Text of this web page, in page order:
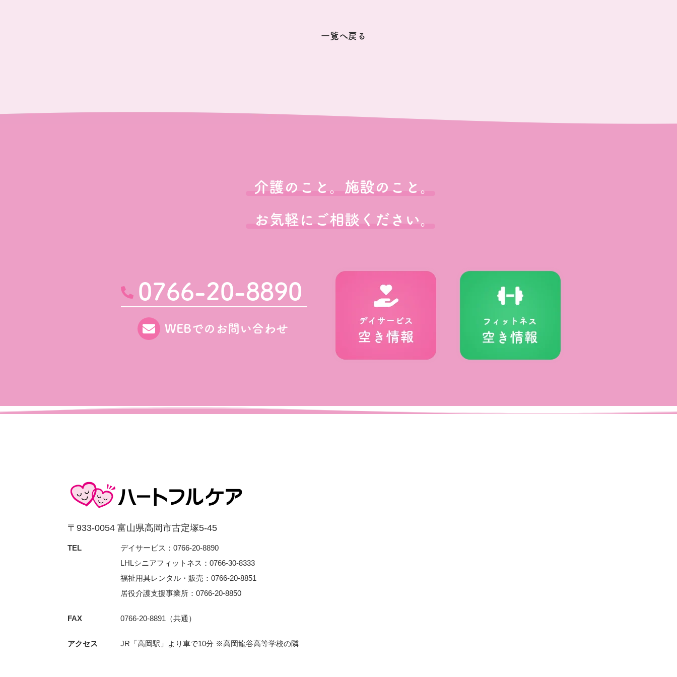
一覧へ戻る
介護のこと。施設のこと。
お気軽にご相談ください。
0766-20-8890
WEBでのお問い合わせ
〒933-0054 富⼭県⾼岡市古定塚5-45
TEL
デイサービス：0766-20-8890
LHLシニアフィットネス：0766-30-8333
福祉用具レンタル・販売：0766-20-8851
居役介護支援事業所：0766-20-8850
FAX 0766-20-8891（共通）
アクセス JR「⾼岡駅」より⾞で10分 ※⾼岡⿓⾕⾼等学校の隣